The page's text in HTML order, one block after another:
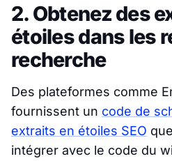
2. Obtenez des
étoiles dans les
recherche
Des plateformes comme
fournissent un code de
extraits en étoiles SEO
intégrer avec le code du